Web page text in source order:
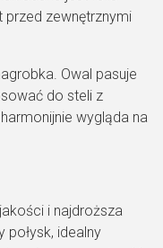
przed zewnętrznymi
Owal pasuje
do steli z
wygląda na
i najdroższa
połysk, idealny